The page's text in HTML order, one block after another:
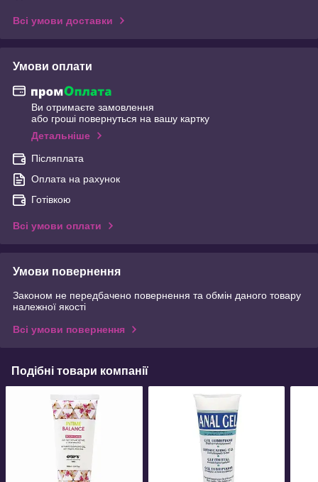
Всі умови доставки
Умови оплати
Ви отримаєте замовлення
або гроші повернуться на вашу картку
Детальніше
Післяплата
Оплата на рахунок
Готівкою
Всі умови оплати
Умови повернення
Законом не передбачено повернення та обмін даного товару
належної якості
Всі умови повернення
Подібні товари компанії